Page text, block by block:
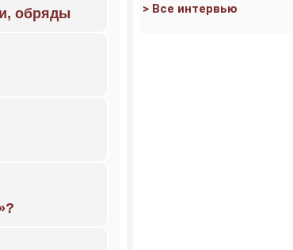
обряды > Все интервью